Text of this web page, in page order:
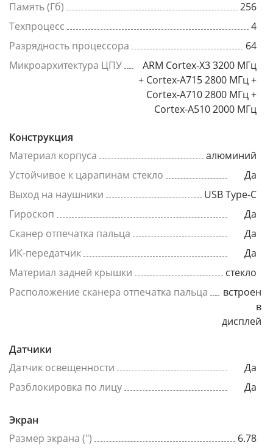
Память (Гб)
256
Техпроцесс
4
Разрядность процессора
64
Микроархитектура ЦПУ
ARM Cortex-X3 3200 МГц
+ Cortex-A715 2800 МГц +
Cortex-A710 2800 МГц +
Cortex-A510 2000 МГц
Конструкция
Материал корпуса
алюминий
Устойчивое к царапинам стекло
Да
Выход на наушники
USB Type-C
Гироскоп
Да
Сканер отпечатка пальца
Да
ИК-передатчик
Да
Материал задней крышки
стекло
Расположение сканера отпечатка пальца
встроен
в
дисплей
Датчики
Датчик освещенности
Да
Разблокировка по лицу
Да
Экран
Размер экрана (")
6.78